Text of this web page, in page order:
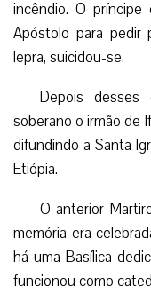
incêndio. O
Apóstolo para pedir
lepra, suicidou-se.
Depois desses
soberano o irmão de
difundindo a Santa
Etiópia.
O anterior
memória era
há uma Basílica
funcionou como